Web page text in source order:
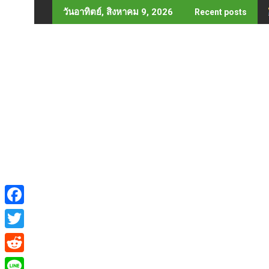
to
วันอาทิตย์, สิงหาคม 9, 2026 Recent posts
F
a
c
T
w
R